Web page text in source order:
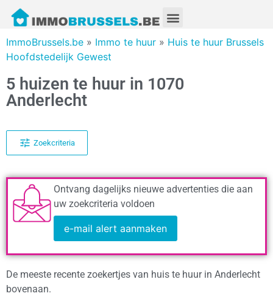
ImmoBrussels.be » Immo te huur » Huis te huur Brussels
Hoofdstedelijk Gewest
5 huizen te huur in 1070
Anderlecht
Zoekcriteria
Ontvang dagelijks nieuwe advertenties die aan
uw zoekcriteria voldoen
e-mail alert aanmaken
De meeste recente zoekertjes van huis te huur in Anderlecht
bovenaan.